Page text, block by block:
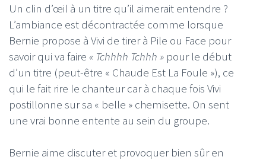
Un clin d’œil à un titre qu’il aimerait entendre ?
L’ambiance est décontractée comme lorsque
Bernie propose à Vivi de tirer à Pile ou Face pour
savoir qui va faire « Tchhhh Tchhh » pour le début
d’un titre (peut-être « Chaude Est La Foule »), ce
qui le fait rire le chanteur car à chaque fois Vivi
postillonne sur sa « belle » chemisette. On sent
une vrai bonne entente au sein du groupe.
Bernie aime discuter et provoquer bien sûr en